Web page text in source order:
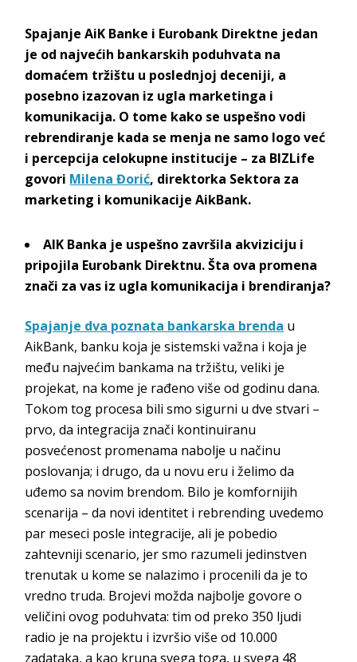
SpajanjeAiK Banke i Eurobank Direktne jedan
je od najvećih bankarskih poduhvata na
domaćem tržištu u poslednjoj deceniji, a
posebno izazovan iz ugla marketinga i
komunikacija. O tome kako se uspešno vodi
rebrendiranje kada se menja ne samo logo već
i percepcija celokupne institucije – za BIZLife
govori Milena Đorić, direktorka Sektora za
marketing i komunikacijeAikBank.
AIK Banka je uspešno završila akviziciju i
pripojila Eurobank Direktnu. Šta ova promena
znači za vas iz ugla komunikacija i brendiranja?
Spajanje dva poznata bankarska brenda u
AikBank, banku koja je sistemski važna i koja je
među najvećim bankama na tržištu, veliki je
projekat, na kome je rađeno više od godinu dana.
Tokom tog procesa bili smo sigurni u dve stvari –
prvo, da integracija znači kontinuiranu
posvećenost promenama nabolje u načinu
poslovanja; i drugo, da u novu eru i želimo da
uđemo sa novim brendom. Bilo je komfornijih
scenarija – da novi identitet i rebrending uvedemo
par meseci posle integracije, ali je pobedio
zahtevniji scenario, jer smo razumeli jedinstven
trenutak u kome se nalazimo i procenili da je to
vredno truda. Brojevi možda najbolje govore o
veličini ovog poduhvata: tim od preko 350 ljudi
radio je na projektu i izvršio više od 10.000
zadataka, a kao kruna svega toga, u svega 48